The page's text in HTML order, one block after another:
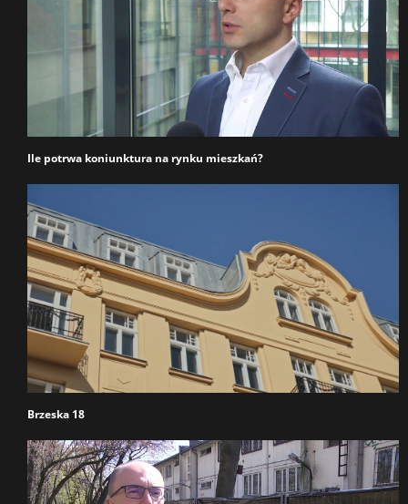
Ile potrwa koniunktura na rynku mieszkań?
Brzeska 18